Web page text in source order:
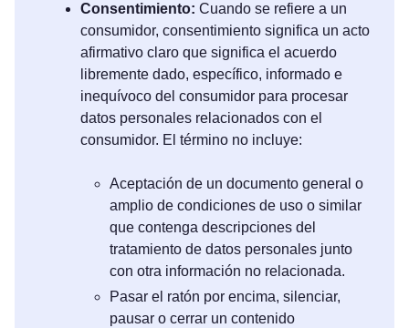
Consentimiento: Cuando se refiere a un
consumidor, consentimiento significa un acto
afirmativo claro que significa el acuerdo
libremente dado, específico, informado e
inequívoco del consumidor para procesar
datos personales relacionados con el
consumidor. El término no incluye:
Aceptación de un documento general o
amplio de condiciones de uso o similar
que contenga descripciones del
tratamiento de datos personales junto
con otra información no relacionada.
Pasar el ratón por encima, silenciar,
pausar o cerrar un contenido